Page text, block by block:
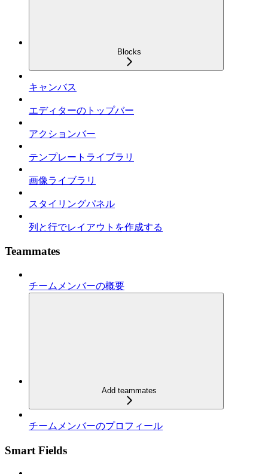
Blocks
キャンバス
エディターのトップバー
アクションバー
テンプレートライブラリ
画像ライブラリ
スタイリングパネル
列と行でレイアウトを作成する
Teammates
チームメンバーの概要
Add teammates
チームメンバーのプロフィール
Smart Fields